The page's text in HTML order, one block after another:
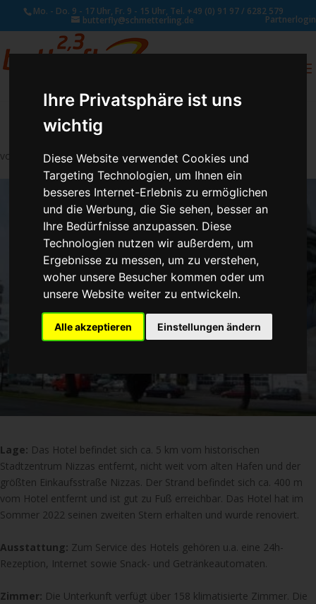
Ihre Privatsphäre ist uns
wichtig
Diese Website verwendet Cookies und
Targeting Technologien, um Ihnen ein
besseres Internet-Erlebnis zu ermöglichen
und die Werbung, die Sie sehen, besser an
Ihre Bedürfnisse anzupassen. Diese
Technologien nutzen wir außerdem, um
Ergebnisse zu messen, um zu verstehen,
woher unsere Besucher kommen oder um
unsere Website weiter zu entwickeln.
Alle akzeptieren Einstellungen ändern
Mo. - Do. 9 - 17 Uhr, Fr. 9 - 15 Uhr, Tel. +49 (0) 91 97 / 6282 579
butterfly@schmetterling.de Partnerlogin
von Susan Naumann|Juni 2, 2026
Lage: Das Hotel befindet sich ca. 5 km vom historischen
Stadtzentrum Nizzas entfernt, nicht weit vom alten Hafen und der
größten Einkaufsstraße Nizzas. Der Strand befindet sich ca. 400 m
vom Hotel entfernt und ist gut zu Fuß erreichbar. Das Hotel hat im
Sommer 2022 seinen zweiten Stern erhalten und wurde renoviert.
Ausstattung: Zum Service des Hotels gehören u.a. eine 24h-
Rezeption, Internet sowie Snack- und Getränkeautomaten.
Zimmer: Die Unterkunft verfügt über 158 klimatisierte Zimmer. Die